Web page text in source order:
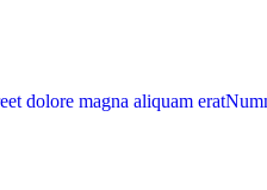
dolore magna aliquam erat